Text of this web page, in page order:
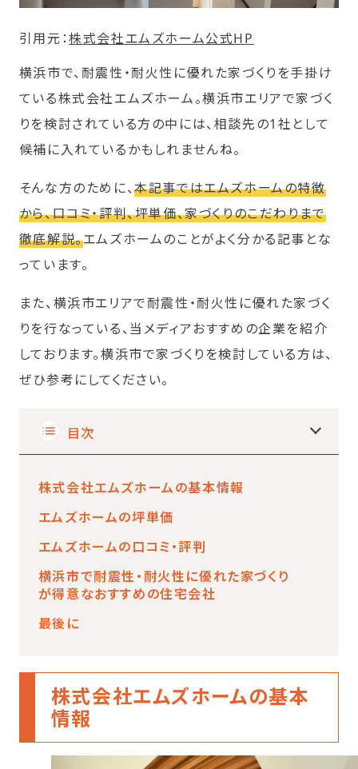
引用元：株式会社エムズホーム公式HP
横浜市で、耐震性・耐火性に優れた家づくりを手掛け
ている株式会社エムズホーム。横浜市エリアで家づく
りを検討されている方の中には、相談先の1社として
候補に入れているかもしれませんね。
そんな方のために、本記事ではエムズホームの特徴
から、口コミ・評判、坪単価、家づくりのこだわりまで
徹底解説。エムズホームのことがよく分かる記事とな
っています。
また、横浜市エリアで耐震性・耐火性に優れた家づく
りを行なっている、当メディアおすすめの企業を紹介
しております。横浜市で家づくりを検討している方は、
ぜひ参考にしてください。
目次
株式会社エムズホームの基本情報
エムズホームの坪単価
エムズホームの口コミ・評判
横浜市で耐震性・耐火性に優れた家づくり
が得意なおすすめの住宅会社
最後に
株式会社エムズホームの基本
情報